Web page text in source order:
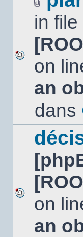
Aucun
nouveau
message
non-
dans
sujet.
Fichier(s)
joint(s)
in file
on
an
dans
Aucun
nouveau
message
non-
on
an